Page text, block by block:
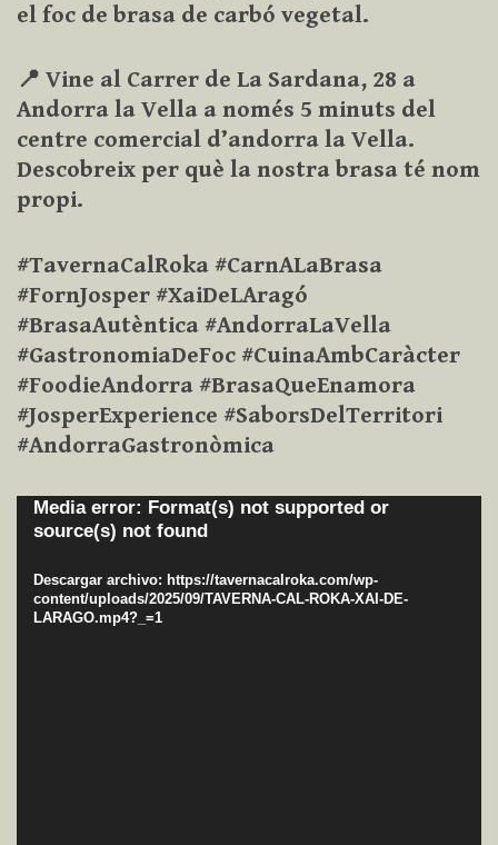
el foc de brasa de carbó vegetal.
📍 Vine al Carrer de La Sardana, 28 a
Andorra la Vella a només 5 minuts del
centre comercial d’andorra la Vella.
Descobreix per què la nostra brasa té nom
propi.
#TavernaCalRoka #CarnALaBrasa
#FornJosper #XaiDeLAragó
#BrasaAutèntica #AndorraLaVella
#GastronomiaDeFoc #CuinaAmbCaràcter
#FoodieAndorra #BrasaQueEnamora
#JosperExperience #SaborsDelTerritori
#AndorraGastronòmica
Reproductor
de
vídeo
Media error: Format(s) not supported or
source(s) not found
Descargar archivo: https://tavernacalroka.com/wp-
content/uploads/2025/09/TAVERNA-CAL-ROKA-XAI-DE-
LARAGO.mp4?_=1